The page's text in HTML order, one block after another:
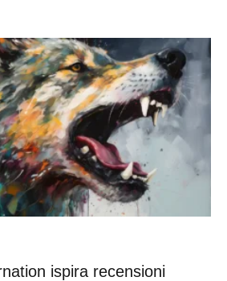
ispira recensioni